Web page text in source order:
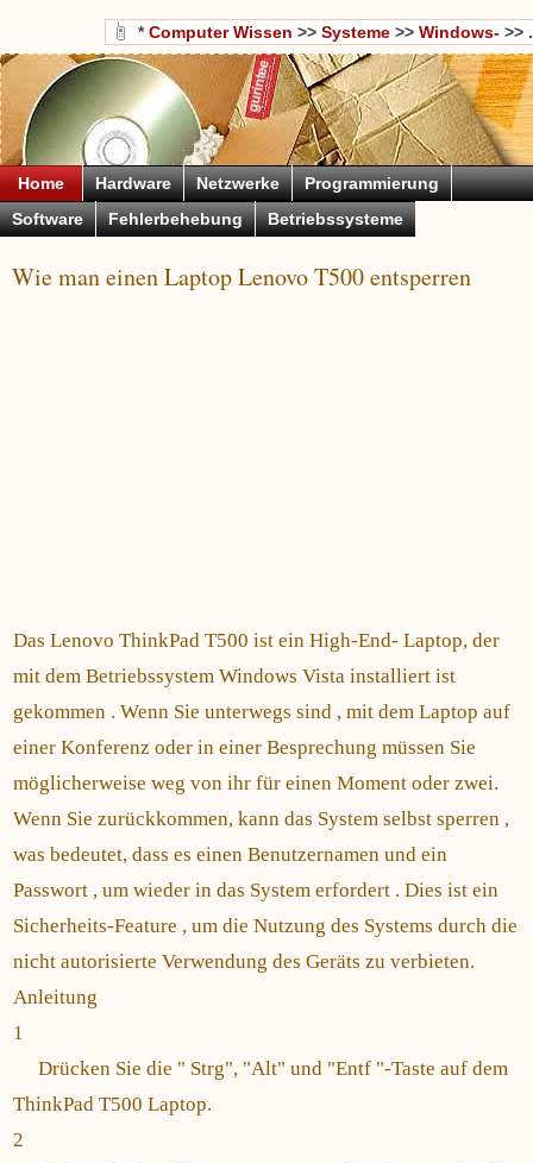
*Computer Wissen >> Systeme >> Windows- >> .
Home Hardware Netzwerke
Programmierung
Software
Fehlerbehebung Betriebssysteme
Wie man einen Laptop Lenovo T500 entsperren
Das Lenovo ThinkPad T500 ist ein High-End- Laptop, der
mit dem Betriebssystem Windows Vista installiert ist
gekommen . Wenn Sie unterwegs sind , mit dem Laptop auf
einer Konferenz oder in einer Besprechung müssen Sie
möglicherweise weg von ihr für einen Moment oder zwei.
Wenn Sie zurückkommen, kann das System selbst sperren ,
was bedeutet, dass es einen Benutzernamen und ein
Passwort , um wieder in das System erfordert . Dies ist ein
Sicherheits-Feature , um die Nutzung des Systems durch die
nicht autorisierte Verwendung des Geräts zu verbieten.
Anleitung
1
Drücken Sie die " Strg", "Alt" und "Entf "-Taste auf dem
ThinkPad T500 Laptop.
2